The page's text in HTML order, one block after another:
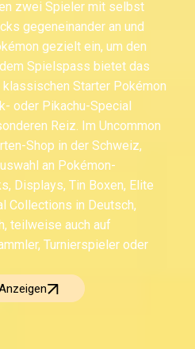
zwei Spieler mit selbst
gegeneinander an und
gezielt ein, um den
Spielspass bietet das
Starter Pokémon
oder Pikachu-Special
Reiz. Im Uncommon
Shop in der Schweiz,
an Pokémon-
Displays, Tin Boxen, Elite
Collections in Deutsch,
teilweise auch auf
Turnierspieler oder